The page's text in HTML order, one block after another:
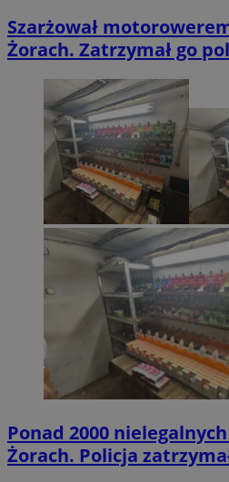
Szarżował
Żorach. Zatrzymał go
Ponad 2000
Żorach. Policja